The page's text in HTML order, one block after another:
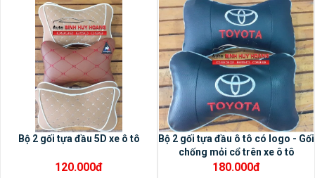
Pro X3- Màn hình DVD Android Oled
Pro X3 có bộ nhớ Ram 2G, bộ nhớ trong
32G, chip 8 nhân, bảo hành 18 tháng- Màn
hình Android Oled Pro X3 sử dụng không
giới hạn các ứng dụng trong cửa hàng CH
play- Màn hình IPS, cảm biến rất thông
minh, cảnh báo được đóng cửa bị hở
không khít ngay trên màn hình.- Hỗ trợ
camera AHD siêu rõ nét cho độ phân giải
Full HD 1920x1080p, chất lượng cao hơn
Bộ 2 gối tựa đầu 5D xe ô tô
120.000đ
Bộ 2 gối tựa đầu ô tô có logo - Gối
chống mỏi cổ trên xe ô tô
180.000đ